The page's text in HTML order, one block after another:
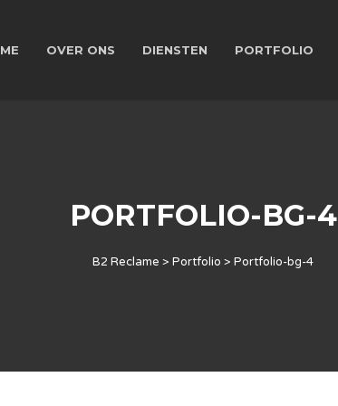
OVER ONS DIENSTEN PORTFOLIO
PORTFOLIO-BG-4
B2 Reclame > Portfolio > Portfolio-bg-4